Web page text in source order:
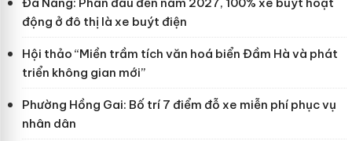
Đà Nẵng: Phấn đấu đến năm 2027, 100% xe buýt hoạt
động ở đô thị là xe buýt điện
Hội thảo “Miền trầm tích văn hoá biển Đầm Hà và phát
triển không gian mới”
Phường Hồng Gai: Bố trí 7 điểm đỗ xe miễn phí phục vụ
nhân dân